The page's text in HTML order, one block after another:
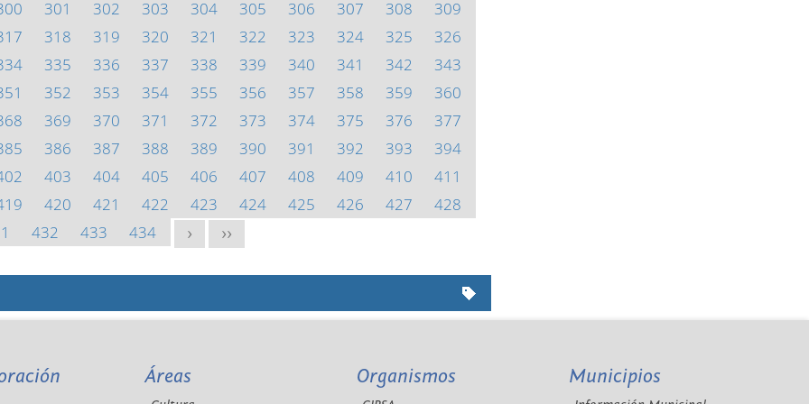
301 302 303 304 305 306 307 308
309
318 319 320 321 322 323 324 325
326
335 336 337 338 339 340 341 342
343
352 353 354 355 356 357 358 359
360
369 370 371 372 373 374 375 376
377
386 387 388 389 390 391 392 393
394
403 404 405 406 407 408 409 410
411
420 421 422 423 424 425 426 427
428
432 433 434 > >>
Áreas Organismos Municipios